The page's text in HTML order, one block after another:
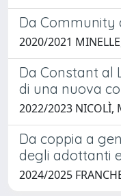
Da Community
2020/2021
Da Constant al
di una nuova
2022/2023 NICOLÌ,
Da coppia a
degli adottanti
2024/2025